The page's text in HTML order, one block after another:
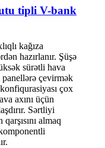
tipli V-bank
kağıza
hazırlanır. Şüşə
sürətli hava
panellərə çevirmək
çox
axını üçün
Sərtliyi
qarşısını almaq